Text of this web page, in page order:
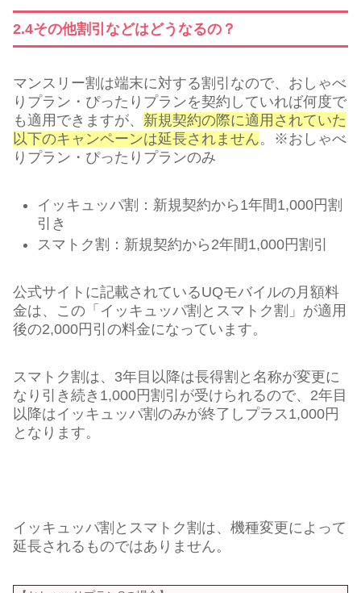
2.4その他割引などはどうなるの？
マンスリー割は端末に対する割引なので、おしゃべ
りプラン・ぴったりプランを契約していれば何度で
も適用できますが、 新規契約の際に適用されていた
以下のキャンペーンは延長されません。※おしゃべ
りプラン・ぴったりプランのみ
イッキュッパ割：新規契約から1年間1,000円割
引き
スマトク割：新規契約から2年間1,000円割引
公式サイトに記載されているUQモバイルの月額料
金は、この「イッキュッパ割とスマトク割」が適用
後の2,000円引の料金になっています。
スマトク割は、3年目以降は長得割と名称が変更に
なり引き続き1,000円割引が受けられるので、2年目
以降はイッキュッパ割のみが終了しプラス1,000円
となります。
イッキュッパ割とスマトク割は、機種変更によって
延長されるものではありません。